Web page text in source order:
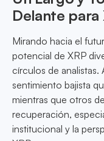
Delante para
Mirando hacia el
potencial de XRP
círculos de analistas.
sentimiento bajista
mientras que otros
recuperación,
institucional y la